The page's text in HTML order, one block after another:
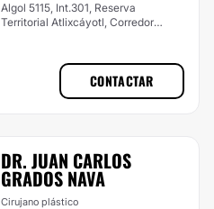
Algol 5115, Int.301, Reserva
Territorial Atlixcáyotl, Corredor
CONTACTAR
DR. JUAN CARLOS
GRADOS NAVA
Cirujano plástico